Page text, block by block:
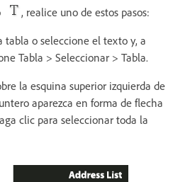
, realice uno de estos pasos:
tabla o seleccione el texto y, a
Tabla > Seleccionar > Tabla.
la esquina superior izquierda de
aparezca en forma de flecha
clic para seleccionar toda la